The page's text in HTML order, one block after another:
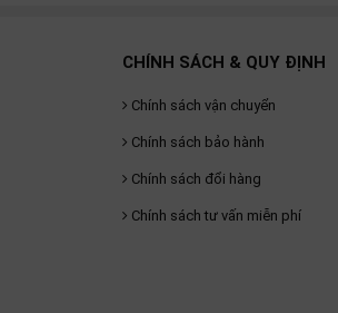
CHÍNH SÁCH & QUY ĐỊNH
Chính sách vận chuyển
Chính sách bảo hành
Chính sách đổi hàng
Chính sách tư vấn miễn phí